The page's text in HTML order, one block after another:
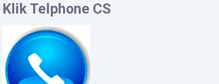
Klik Telphone CS